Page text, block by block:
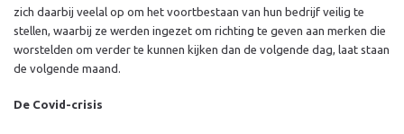
zich daarbij veelal op om het voortbestaan ​​van hun bedrijf veilig te
stellen, waarbij ze werden ingezet om richting te geven aan merken die
worstelden om verder te kunnen kijken dan de volgende dag, laat staan
de volgende maand.
De Covid-crisis